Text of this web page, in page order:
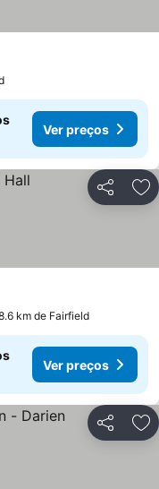
Ver preços
Partilhar
km de Fairfield
Ver preços
Partilhar